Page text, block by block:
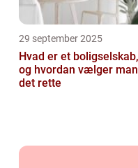
29 september 2025
Hvad er et boligselskab,
og hvordan vælger man
det rette